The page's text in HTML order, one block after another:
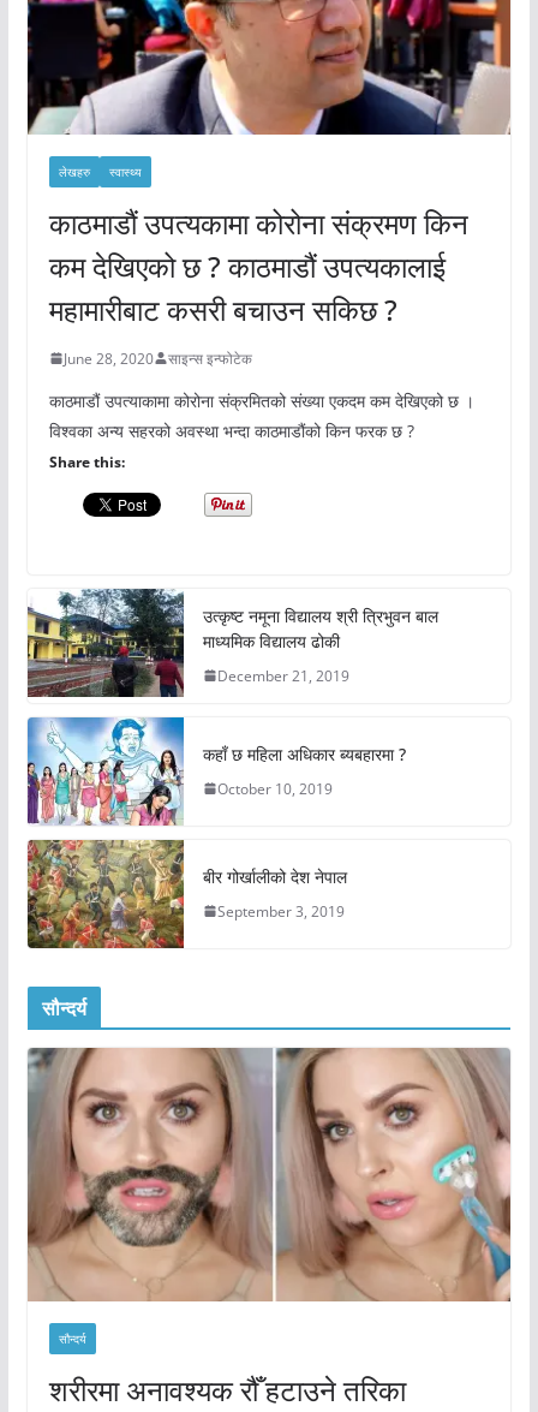
लेखहरु स्वास्थ्य
काठमाडौं उपत्यकामा कोरोना संक्रमण किन
कम देखिएको छ ? काठमाडौं उपत्यकालाई
महामारीबाट कसरी बचाउन सकिछ ?
June 28, 2020 साइन्स इन्फोटेक
काठमाडौं उपत्याकामा कोरोना संक्रमितको संख्या एकदम कम देखिएको छ ।
विश्वका अन्य सहरको अवस्था भन्दा काठमाडौंको किन फरक छ ?
Share this:
उत्कृष्ट नमूना विद्यालय श्री त्रिभुवन बाल
माध्यमिक विद्यालय ढोकी
December 21, 2019
कहाँ छ महिला अधिकार ब्यबहारमा ?
October 10, 2019
बीर गोर्खालीको देश नेपाल
September 3, 2019
सौन्दर्य
सौन्दर्य
शरीरमा अनावश्यक रौँ हटाउने तरिका